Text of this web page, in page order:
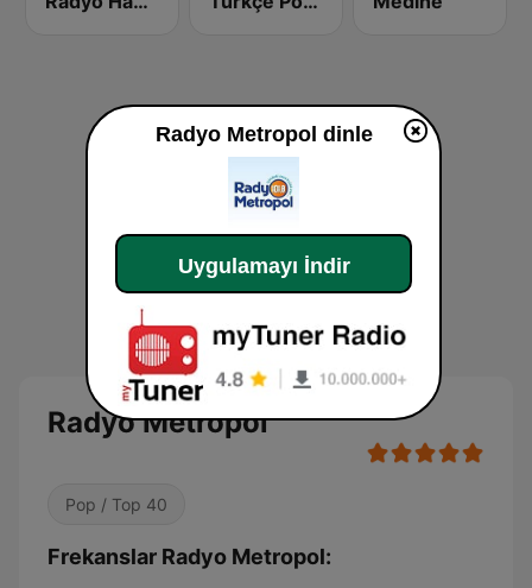
Radyo Metropol
Pop / Top 40
Frekanslar Radyo Metropol:
Radyo Metropol dinle
Uygulamayı İndir